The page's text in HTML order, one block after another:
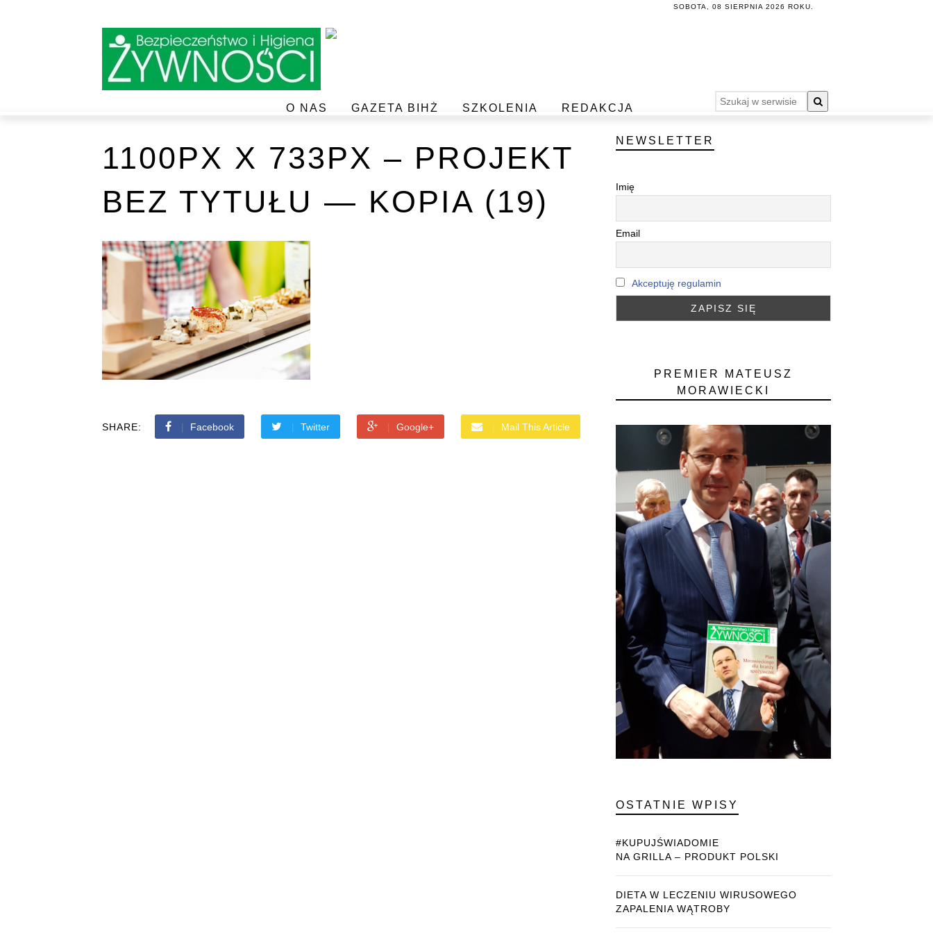
SOBOTA, 08 SIERPNIA 2026 ROKU.
O NAS GAZETA BIHŻ SZKOLENIA REDAKCJA
1100PX X 733PX – PROJEKT
BEZ TYTUŁU — KOPIA (19)
SHARE: Facebook Twitter Google+ Mail This Article
NEWSLETTER
Imię
Email
Akceptuję regulamin
PREMIER MATEUSZ
MORAWIECKI
OSTATNIE WPISY
#KUPUJŚWIADOMIE
NA GRILLA – PRODUKT POLSKI
DIETA W LECZENIU WIRUSOWEGO
ZAPALENIA WĄTROBY